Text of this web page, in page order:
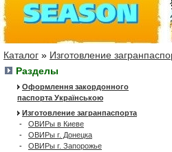
Каталог » Изготовление
Разделы
Оформлення закордонного
паспорта Українською
Изготовление загранпаспорта
- ОВИРы в Киеве
- ОВИРы г. Донецка
- ОВИРы г. Запорожье